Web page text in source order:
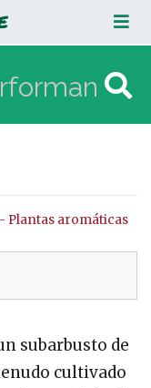
Plantas aromáticas
subarbusto de
cultivado